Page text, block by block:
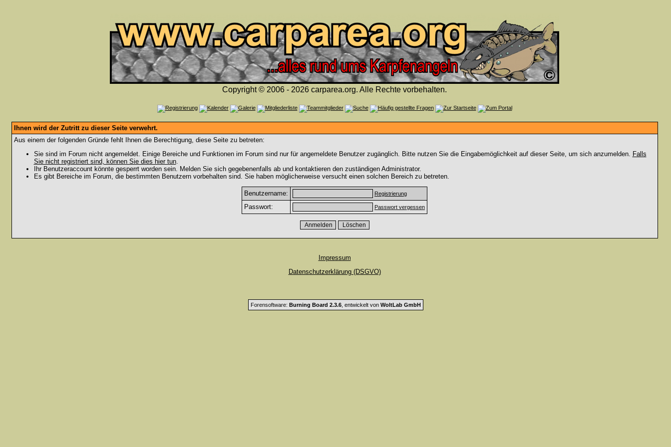
Copyright © 2006 - 2026 carparea.org. Alle Rechte vorbehalten.
Ihnen wird der Zutritt zu dieser Seite verwehrt.
Aus einem der folgenden Gründe fehlt Ihnen die Berechtigung, diese Seite zu betreten:
Sie sind im Forum nicht angemeldet. Einige Bereiche und Funktionen im Forum sind nur für angemeldete Benutzer zugänglich. Bitte nutzen Sie die Eingabemöglichkeit auf dieser Seite, um sich anzumelden. Falls
Sie nicht registriert sind, können Sie dies hier tun.
Ihr Benutzeraccount könnte gesperrt worden sein. Melden Sie sich gegebenenfalls ab und kontaktieren den zuständigen Administrator.
Es gibt Bereiche im Forum, die bestimmten Benutzern vorbehalten sind. Sie haben möglicherweise versucht einen solchen Bereich zu betreten.
Benutzername: Registrierung
Passwort: Passwort vergessen
Impressum
Datenschutzerklärung (DSGVO)
Forensoftware: Burning Board 2.3.6, entwickelt von WoltLab GmbH